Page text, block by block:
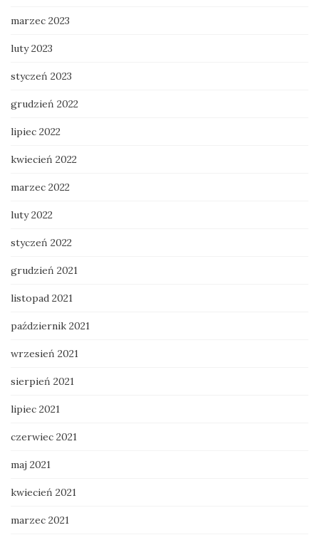
marzec 2023
luty 2023
styczeń 2023
grudzień 2022
lipiec 2022
kwiecień 2022
marzec 2022
luty 2022
styczeń 2022
grudzień 2021
listopad 2021
październik 2021
wrzesień 2021
sierpień 2021
lipiec 2021
czerwiec 2021
maj 2021
kwiecień 2021
marzec 2021